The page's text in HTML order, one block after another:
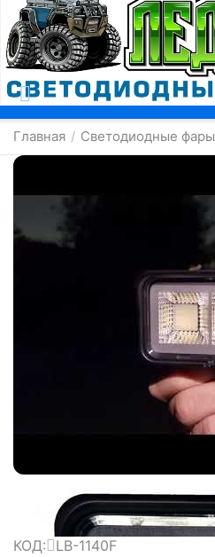
Москва
Главная / Светодиодные фары
КОД: LB-1140F